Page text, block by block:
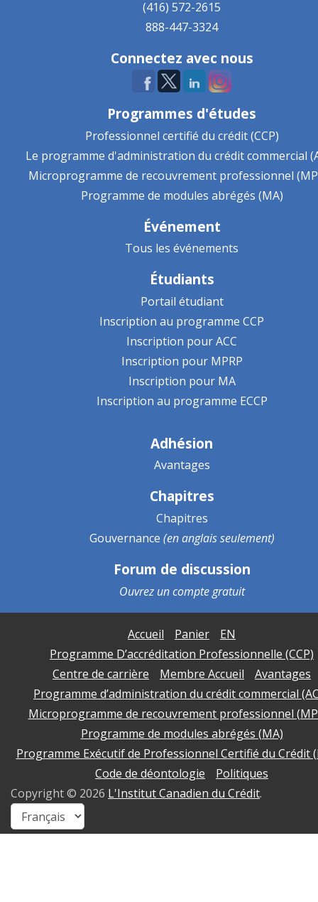
(416) 572-2615
888-447-3324
Connectez avec nous
Programmes d'études
Professionnel certifié du crédit (CCP)
Le programme d'administration du crédit commercial
Microprogramme de recouvrement professionnel
Programme de modules abrégés (MA)
Événement
Tous les événements
Étudiants
Portail étudiant
Inscription au programme CCP
Inscription pour ACC
Inscription pour MPRP
Inscription pour MA
Inscription au programme ECCP
Adhésion
Avantages
Chapitres
Chapitres
Gouvernance (en anglais seulement)
Forum de discussion
Ouvrez uncompte gratuit
Accueil Panier
EN
Programme D’accréditation Professionnelle (CCP)
Centre de carrière
Membre Accueil
Avantages
Programme d’administration du crédit commercial
Microprogramme de recouvrement professionnel
Programme de modules abrégés (MA)
Programme Exécutif de Professionnel Certifié du Crédit
Code de déontologie
Politiques
Copyright © 2026 L'Institut Canadien du Crédit.